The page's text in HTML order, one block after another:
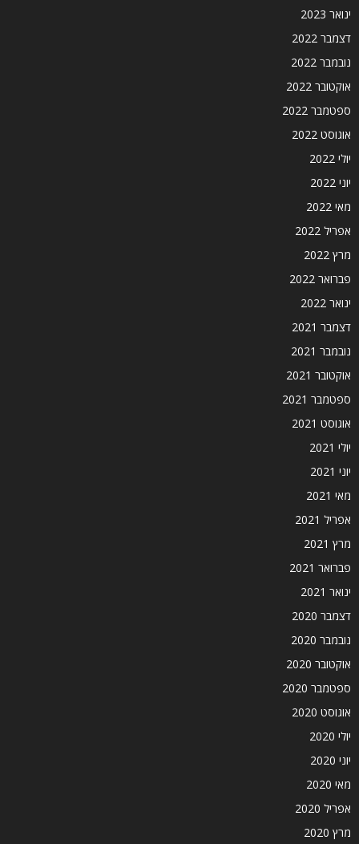
ינואר 2023
דצמבר 2022
נובמבר 2022
אוקטובר 2022
ספטמבר 2022
אוגוסט 2022
יולי 2022
יוני 2022
מאי 2022
אפריל 2022
מרץ 2022
פברואר 2022
ינואר 2022
דצמבר 2021
נובמבר 2021
אוקטובר 2021
ספטמבר 2021
אוגוסט 2021
יולי 2021
יוני 2021
מאי 2021
אפריל 2021
מרץ 2021
פברואר 2021
ינואר 2021
דצמבר 2020
נובמבר 2020
אוקטובר 2020
ספטמבר 2020
אוגוסט 2020
יולי 2020
יוני 2020
מאי 2020
אפריל 2020
מרץ 2020